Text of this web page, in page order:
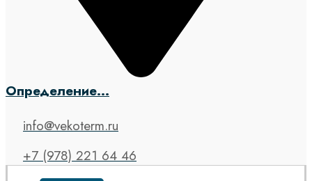
Определение...
info@vekoterm.ru
+7 (978) 221 64 46